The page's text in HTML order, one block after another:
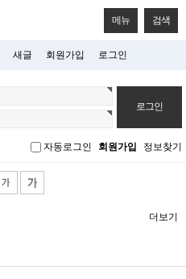
메뉴 검색
새글 회원가입 로그인
자동로그인 회원가입 정보찾기
더보기